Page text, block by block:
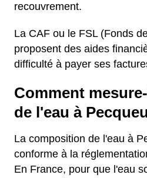
recouvrement.
La CAF ou le FSL (Fonds
proposent des aides
difficulté à payer ses
Comment
de l'eau à
La composition de l'eau à
conforme à la
En France, pour que l'eau